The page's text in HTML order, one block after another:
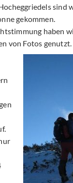
sind
gekommen.
haben
von Fotos genutzt.